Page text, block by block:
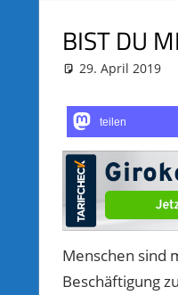
BIST DU
29. April 2019
teilen
Menschen sind
Beschäftigung